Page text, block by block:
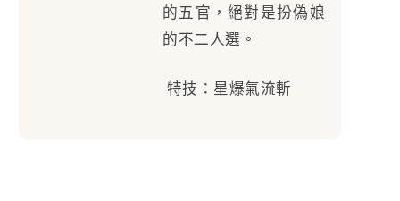
的五官，絕對是扮偽娘
的不二人選。
特技：星爆氣流斬